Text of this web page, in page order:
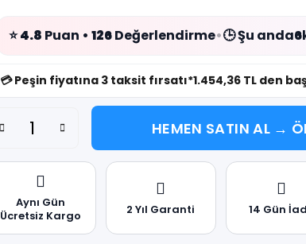
⭐4.8 Puan • 126Değerlendirme•🕒 Şu anda6
💳 Peşin fiyatına 3 taksit fırsatı*1.454,36 TL den
HEMEN SATIN AL →
Aynı Gün
Ücretsiz Kargo
2 Yıl Garanti 14 Gün